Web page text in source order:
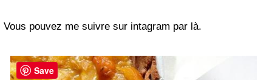
Vous pouvez me suivre sur intagram par là.
Save